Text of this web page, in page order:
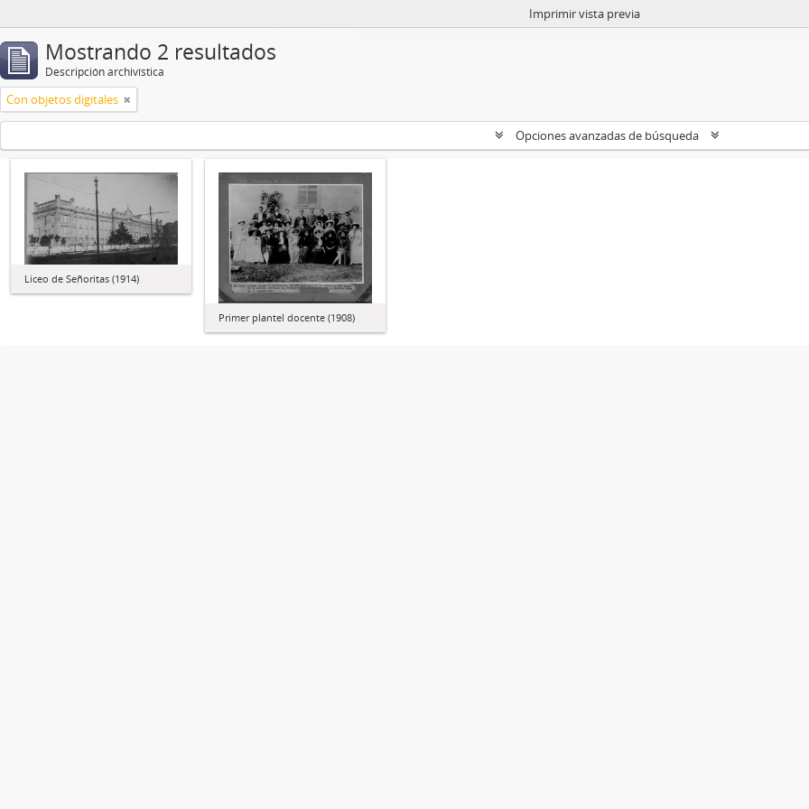
Imprimir vista previa
Mostrando 2 resultados
Descripción archivística
Con objetos digitales
Opciones avanzadas de búsqueda
Liceo de Señoritas (1914)
Primer plantel docente (1908)